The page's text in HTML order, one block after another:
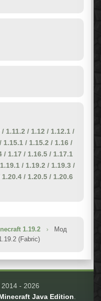
/ 1.11.2 / 1.12 / 1.12.1 /
/ 1.15.1 / 1.15.2 / 1.16 /
/ 1.17 / 1.16.5 / 1.17.1
1.19.1 / 1.19.2 / 1.19.3 /
1.20.4 / 1.20.5 / 1.20.6
1.19.2 ›
Мод
(Fabric)
- 2026
Java Edition